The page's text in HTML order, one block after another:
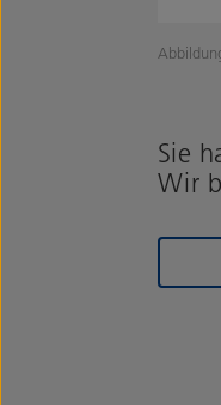
Sie
Wir